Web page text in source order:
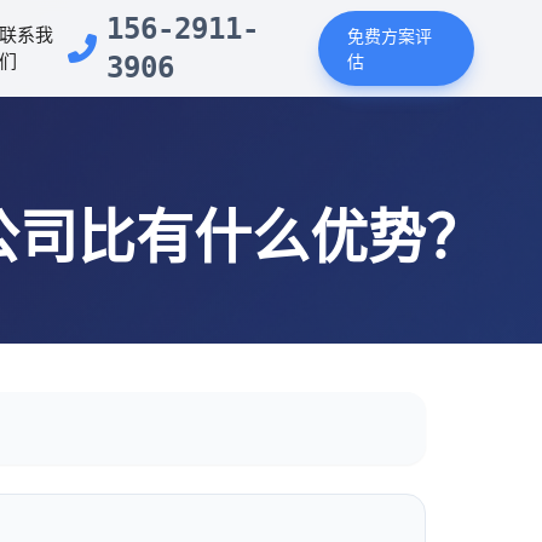
系我
156-2911-
3906
免费方案评
估
比有什么优势？